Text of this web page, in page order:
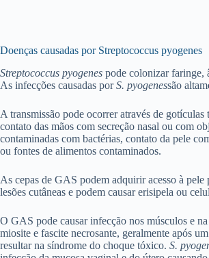
Doenças causadas por Streptococcus pyogenes
Streptococcus pyogenes pode colonizar faringe,
As infecções causadas porS. pyogenessão
A transmissão pode ocorrer através de gotículas
contato das mãos com secreção nasal ou com
contaminadas com bactérias, contato da pele
ou fontes de alimentos contaminados.
As cepas de GAS podem adquirir acesso à pele
lesões cutâneas e podem causar erisipela ou
O GAS pode causar infecção nos músculos e
miosite e fascite necrosante, geralmente após
resultar na síndrome do choque tóxico. S.